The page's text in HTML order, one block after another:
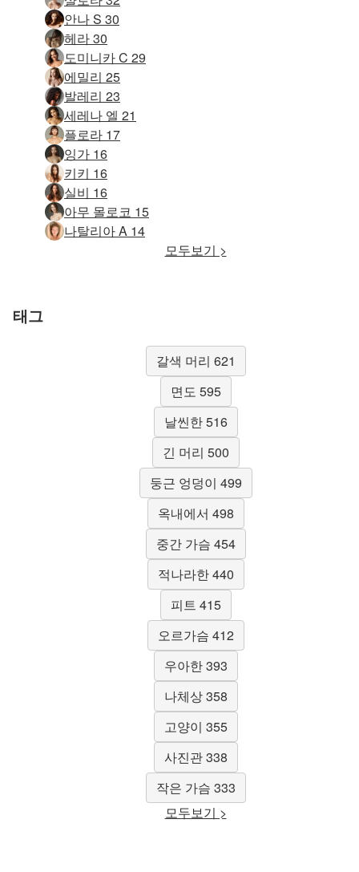
안나 S 30
헤라 30
도미니카 C 29
에밀리 25
발레리 23
세레나 엘 21
플로라 17
잉가 16
키키 16
실비 16
아무 몰로코 15
나탈리아 A 14
모두보기 >
태그
갈색 머리 621
면도 595
날씬한 516
긴 머리 500
둥근 엉덩이 499
옥내에서 498
중간 가슴 454
적나라한 440
피트 415
오르가슴 412
우아한 393
나체상 358
고양이 355
사진관 338
작은 가슴 333
모두보기 >